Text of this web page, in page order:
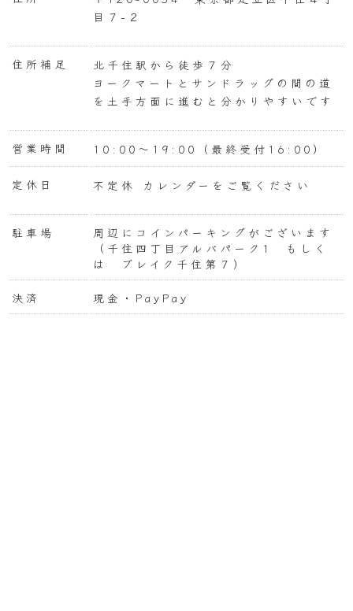
目７−２
住所補足
北千住駅から徒歩７分
ヨークマートとサンドラッグの間の道
を土手方面に進むと分かりやすいです
営業時間 10:00〜19:00（最終受付16:00）
定休日 不定休 カレンダーをご覧ください
駐車場
周辺にコインパーキングがございます
（千住四丁目アルバパーク1 もしく
は ブレイク千住第７）
決済 現金・PayPay